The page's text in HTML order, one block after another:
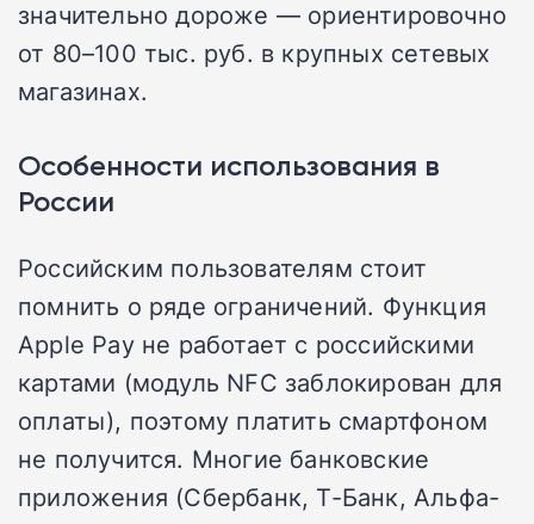
значительно дороже — ориентировочно
от 80–100 тыс. руб. в крупных сетевых
магазинах.
Особенности использования в
России
Российским пользователям стоит
помнить о ряде ограничений. Функция
Apple Pay не работает с российскими
картами (модуль NFC заблокирован для
оплаты), поэтому платить смартфоном
не получится. Многие банковские
приложения (Сбербанк, Т-Банк, Альфа-